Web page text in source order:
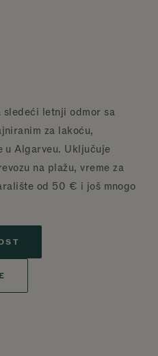
sledeći letnji odmor sa
za lakoću,
u Algarveu. Uključuje
na plažu, vreme za
od 50 € i još mnogo